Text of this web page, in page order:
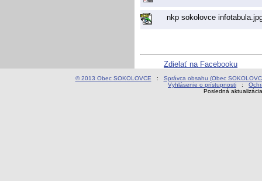
nkp sokolovce
Zdielať na Facebooku
© 2013 Obec SOKOLOVCE : Správca obsahu (Obec
Vyhlásenie o prístupnosti :
Posledná